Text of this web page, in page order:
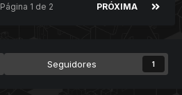
PRÓXIMA
Página 1 de 2
Seguidores 1